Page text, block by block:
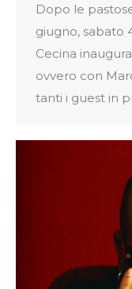
Dopo le
giugno, sabato
Cecina
ovvero con
tanti i guest in